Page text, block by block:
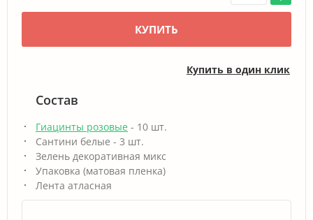
КУПИТЬ
Купить в один клик
Состав
Гиацинты розовые - 10 шт.
Сантини белые - 3 шт.
Зелень декоративная микс
Упаковка (матовая пленка)
Лента атласная